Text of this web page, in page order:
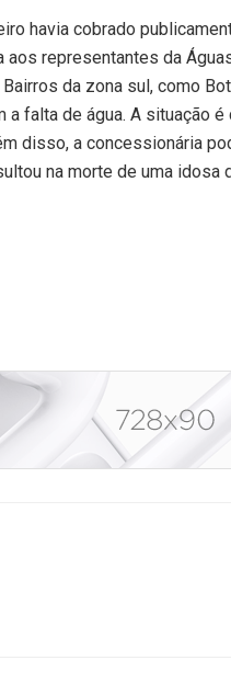
havia cobrado
representantes da
da zona sul, como
a falta de água. A situação
disso, a concessionária
na morte de uma idosa